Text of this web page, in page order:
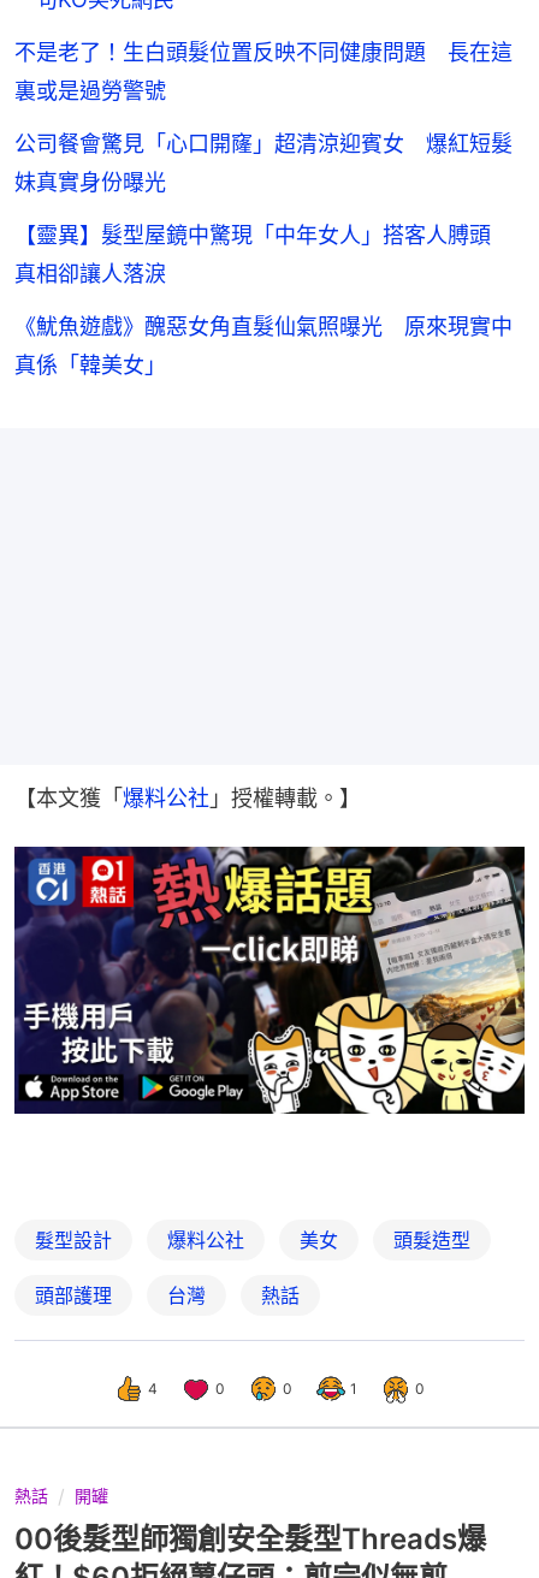
不是老了！生白頭髮位置反映不同健康問題 長在這
裏或是過勞警號
公司餐會驚見「心口開窿」超清涼迎賓女 爆紅短髮
妹真實身份曝光
【靈異】髮型屋鏡中驚現「中年女人」搭客人膊頭
真相卻讓人落淚
《魷魚遊戲》醜惡女角直髮仙氣照曝光 原來現實中
真係「韓美女」
【本文獲「 爆料公社 」授權轉載。】
髮型設計 爆料公社 美女 頭髮造型
頭部護理 台灣 熱話
4 0 0 1 0
熱話 開罐
00後髮型師獨創安全髮型Threads爆